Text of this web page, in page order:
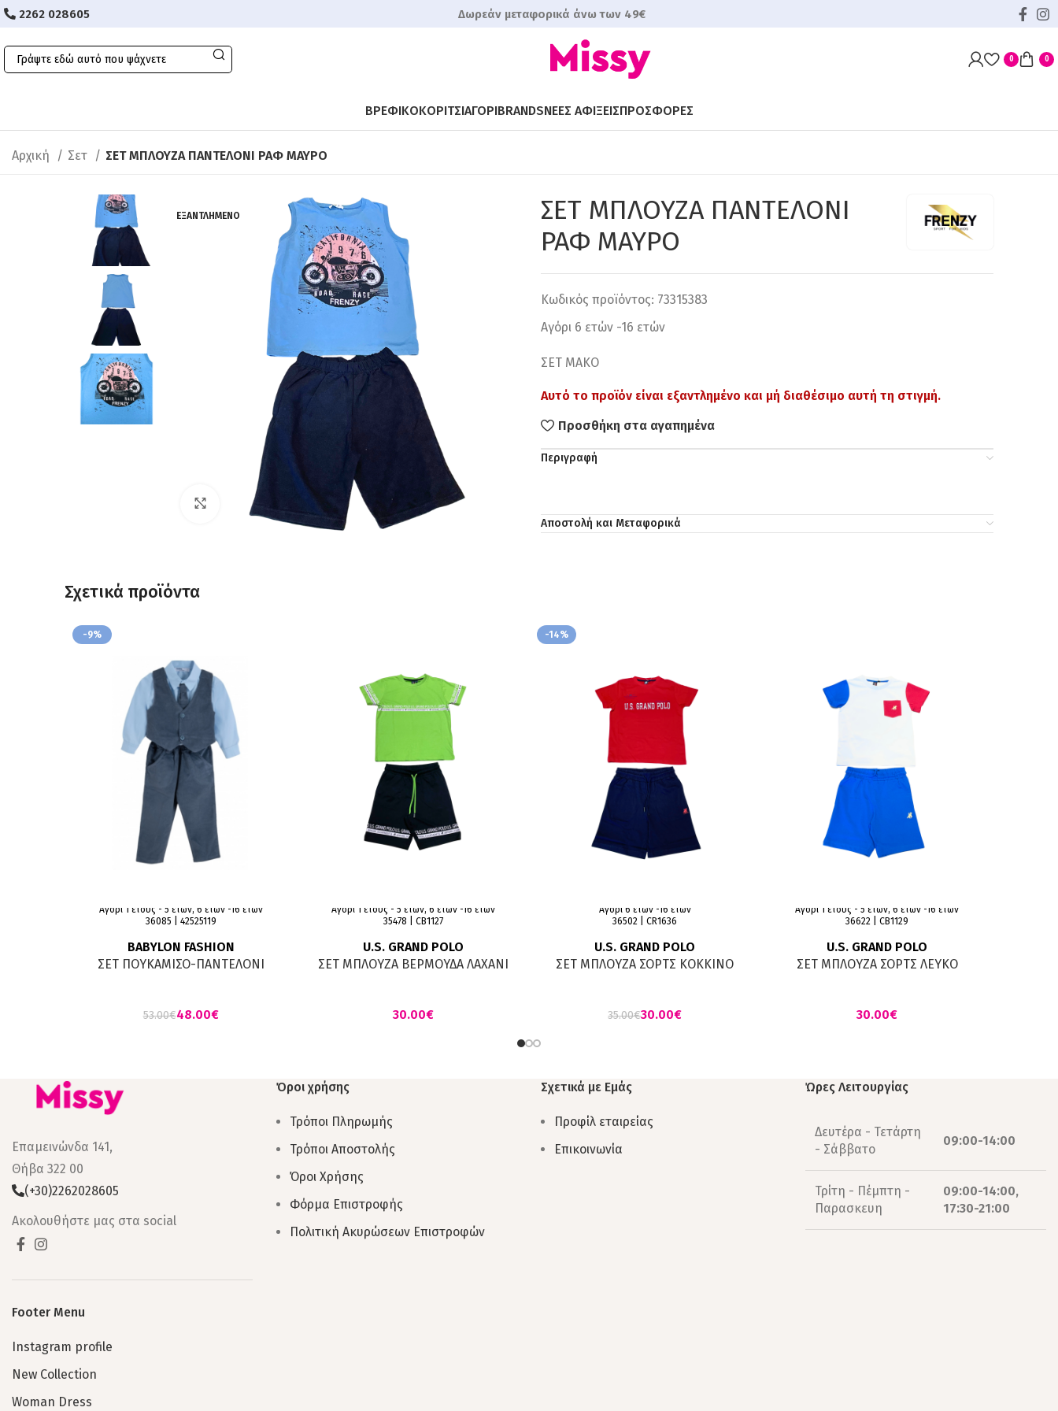
2262 028605 Δωρεάν μεταφορικά άνω των 49€
0 0
ΒΡΕΦΙΚΟΚΟΡΙΤΣΙΑΓΟΡΙBRANDSΝΕΕΣ ΑΦΙΞΕΙΣΠΡΟΣΦΟΡΕΣ
Αρχική Σετ ΣΕΤ ΜΠΛΟΥΖΑ ΠΑΝΤΕΛΟΝΙ ΡΑΦ ΜΑΥΡΟ
ΕΞΑΝΤΛΗΜΈΝΟ
Click to enlarge
ΣΕΤ ΜΠΛΟΥΖΑ ΠΑΝΤΕΛΟΝΙ
ΡΑΦ ΜΑΥΡΟ
Κωδικός προϊόντος: 73315383
Αγόρι 6 ετών -16 ετών
ΣΕΤ ΜΑΚΟ
Αυτό το προϊόν είναι εξαντλημένο και μή διαθέσιμο αυτή τη στιγμή.
Προσθήκη στα αγαπημένα
Περιγραφή
Αποστολή και Μεταφορικά
Σχετικά προϊόντα
-9%
Αγόρι 1 έτους - 5 ετών, 6 ετών -16 ετών
36085 | 42525119
BABYLON FASHION
ΣΕΤ ΠΟΥΚΑΜΙΣΟ-ΠΑΝΤΕΛΟΝΙ
53.00€48.00€
Αγόρι 1 έτους - 5 ετών, 6 ετών -16 ετών
35478 | CΒ1127
U.S. GRAND POLO
ΣΕΤ ΜΠΛΟΥΖΑ ΒΕΡΜΟΥΔΑ ΛΑΧΑΝΙ
€
-14%
Αγόρι 6 ετών -16 ετών
36502 | CR1636
U.S. GRAND POLO
ΣΕΤ ΜΠΛΟΥΖΑ ΣΟΡΤΣ ΚΟΚΚΙΝΟ
35.00€30.00€
Αγόρι 1 έτους - 5 ετών, 6 ετών -16 ετών
36622 | CB1129
U.S. GRAND POLO
ΣΕΤ ΜΠΛΟΥΖΑ ΣΟΡΤΣ ΛΕΥΚΟ
€
Επαμεινώνδα 141,
Θήβα 322 00
(+30)2262028605
Ακολουθήστε μας στα social
Footer Menu
Instagram profile
New Collection
Woman Dress
Όροι χρήσης
Τρόποι Πληρωμής
Τρόποι Αποστολής
Όροι Χρήσης
Φόρμα Επιστροφής
Πολιτική Ακυρώσεων Επιστροφών
Σχετικά με Εμάς
Προφίλ εταιρείας
Επικοινωνία
Ώρες Λειτουργίας
Δευτέρα - Τετάρτη
- Σάββατο
09:00-14:00
Τρίτη - Πέμπτη -
Παρασκευη
09:00-14:00,
17:30-21:00